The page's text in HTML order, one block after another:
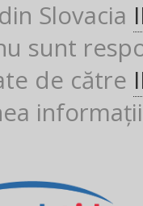
Slovacia
sunt
de către